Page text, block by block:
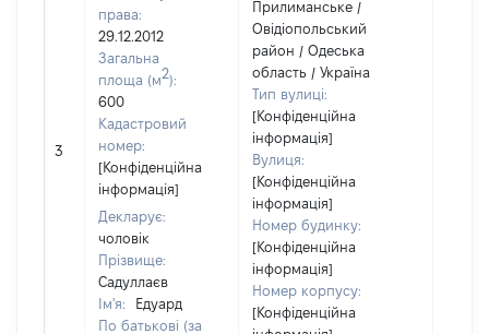
3
права:
29.12.2012
Загальна
площа (м2):
600
Кадастровий
номер:
[Конфіденційна
інформація]
Декларує:
чоловік
Прізвище:
Садуллаєв
Ім'я:
Едуард
По батькові (за
Прилиманське /
Овідіопольський
район / Одеська
область / Україна
Тип вулиці:
[Конфіденційна
інформація]
Вулиця:
[Конфіденційна
інформація]
Номер будинку:
[Конфіденційна
інформація]
Номер корпусу:
[Конфіденційна